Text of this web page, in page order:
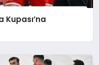
Kupası’na